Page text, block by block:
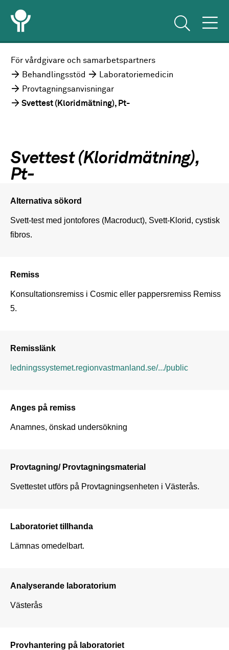
För vårdgivare och samarbetspartners
Behandlingsstöd
Laboratoriemedicin
Provtagningsanvisningar
Svettest (Kloridmätning), Pt-
Svettest (Kloridmätning),
Pt-
Alternativa sökord
Svett-test med jontofores (Macroduct), Svett-Klorid, cystisk
fibros.
Remiss
Konsultationsremiss i Cosmic eller pappersremiss Remiss
5.
Remisslänk
ledningssystemet.regionvastmanland.se/.../public
Anges på remiss
Anamnes, önskad undersökning
Provtagning/ Provtagningsmaterial
Svettestet utförs på Provtagningsenheten i Västerås.
Laboratoriet tillhanda
Lämnas omedelbart.
Analyserande laboratorium
Västerås
Provhantering på laboratoriet